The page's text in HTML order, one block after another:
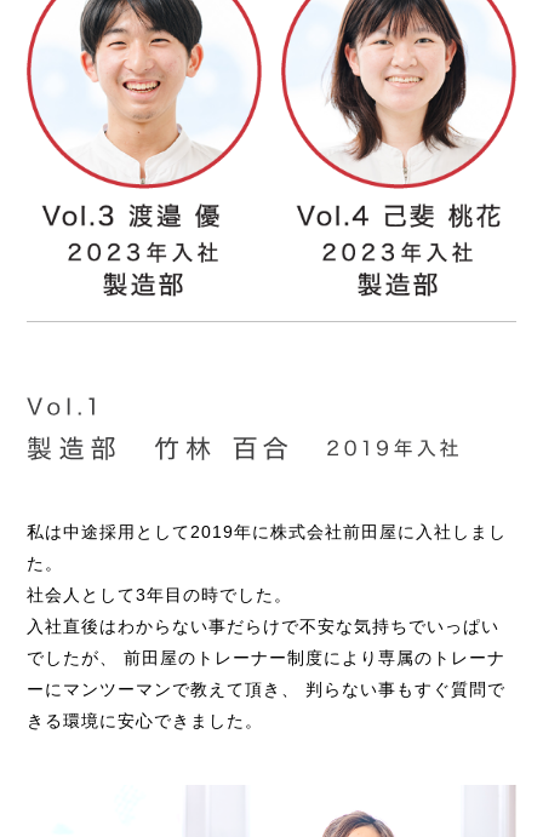
私は中途採用として2019年に株式会社前田屋に入社しまし
た。
社会人として3年目の時でした。
入社直後はわからない事だらけで不安な気持ちでいっぱい
でしたが、
前田屋のトレーナー制度により専属のトレーナ
ーにマンツーマンで教えて頂き、 判らない事もすぐ質問で
きる環境に安心できました。